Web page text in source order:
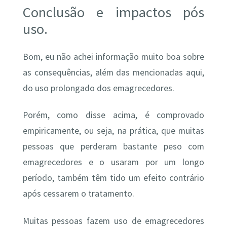
Conclusão e impactos pós
uso.
Bom, eu não achei informação muito boa sobre
as consequências, além das mencionadas aqui,
do uso prolongado dos emagrecedores.
Porém, como disse acima, é comprovado
empiricamente, ou seja, na prática, que muitas
pessoas que perderam bastante peso com
emagrecedores e o usaram por um longo
período, também têm tido um efeito contrário
após cessarem o tratamento.
Muitas pessoas fazem uso de emagrecedores